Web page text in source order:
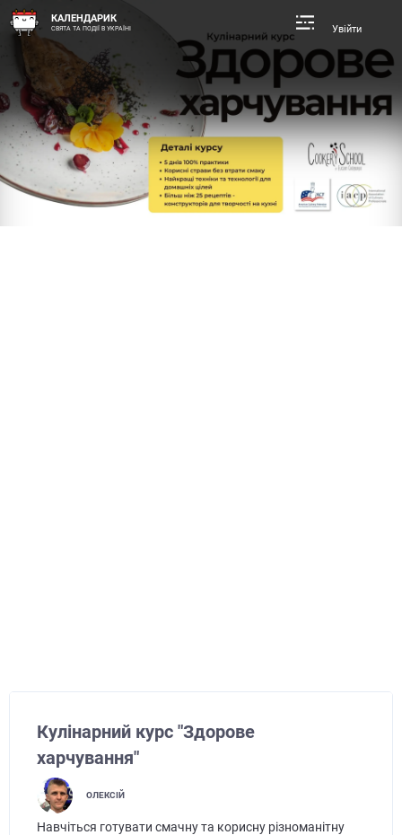
КАЛЕНДАРИК
СВЯТА ТА ПОДІЇ В УКРАЇНІ Увійти
Кулінарний курс "Здорове
харчування"
ОЛЕКСІЙ
Навчіться готувати смачну та корисну різноманітну